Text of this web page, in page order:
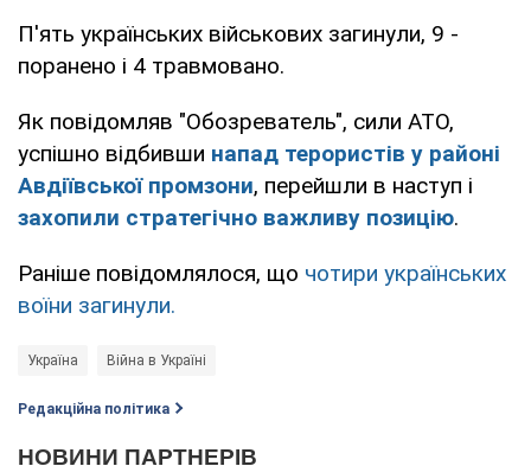
П'ять українських військових загинули, 9 -
поранено і 4 травмовано.
Як повідомляв "Обозреватель", сили АТО,
успішно відбивши напад терористів у районі
Авдіївської промзони, перейшли в наступ і
захопили стратегічно важливу позицію.
Раніше повідомлялося, що чотири українських
воїни загинули.
Україна Війна в Україні
Редакційна політика